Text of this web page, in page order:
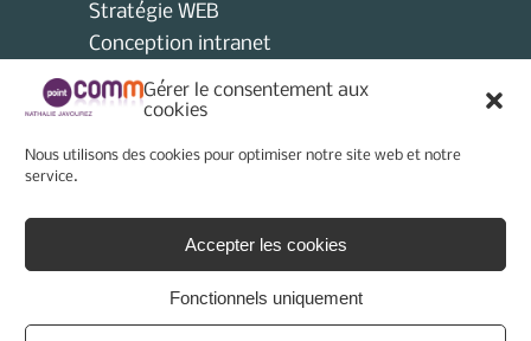
Gérer le consentement aux
cookies
Nous utilisons des cookies pour optimiser notre site web et notre
service.
Accepter les cookies
Fonctionnels uniquement
Stratégie WEB
Conception intranet
Consultant collectivités locales
AMO